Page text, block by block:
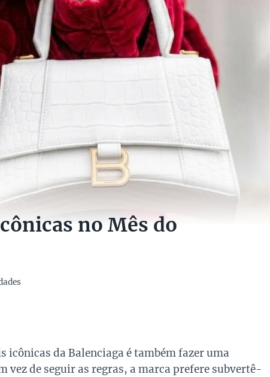
no Mês do
icônicas da Balenciaga é também fazer uma
vez de seguir as regras, a marca prefere subvertê-